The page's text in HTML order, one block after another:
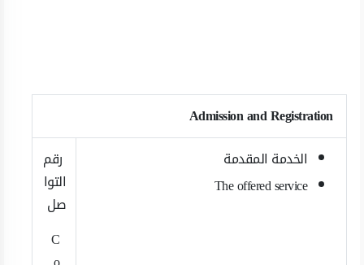
​Admission and Registration​
الخدمة المقدمة ​
The offered service
رقم
التوا
صل
C